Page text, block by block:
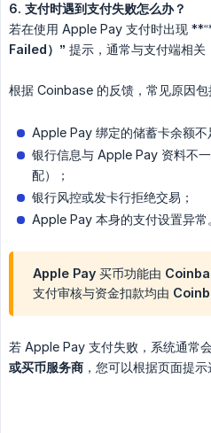
6. 支付时遇到支付失败怎么办？
若在使用 Apple Pay 支付时出现
Failed）” 提示，通常与支付端相关
根据 Coinbase 的反馈，常见原因包
Apple Pay 绑定的储蓄卡余额不
银行信息与 Apple Pay 资料不
配）；
银行风控或发卡行拒绝交易；
Apple Pay 本身的支付设置异常
Apple Pay 买币功能由
支付审核与资金扣款均由
若 Apple Pay 支付失败，系统通常
或买币服务商 ，您可以根据页面提